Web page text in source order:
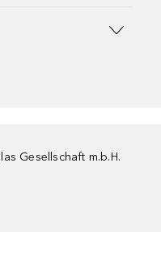
Gesellschaft m.b.H.